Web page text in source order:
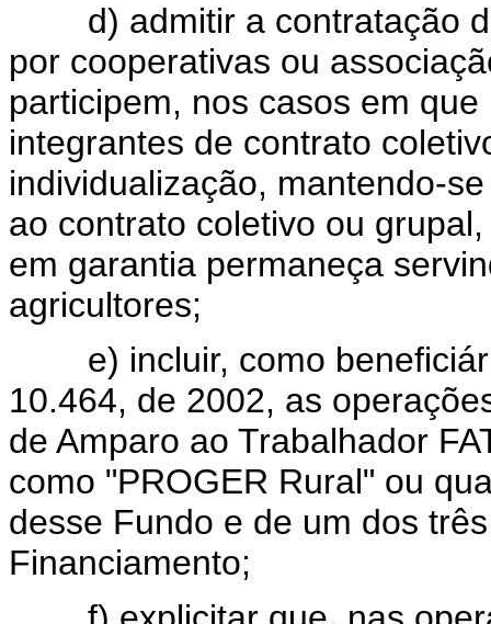
d) admitir a contratação
por cooperativas ou
participem, nos casos em
integrantes de contrato
individualização, mantendo-
ao contrato coletivo ou
em garantia permaneça
agricultores;
e) incluir, como
10.464, de 2002, as
de Amparo ao Trabalhador
como "PROGER Rural" ou
desse Fundo e de um dos
Financiamento;